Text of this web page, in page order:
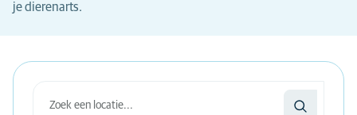
je dierenarts.